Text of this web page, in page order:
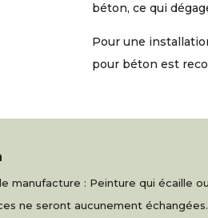
béton, ce qui
Pour une
pour béton est
manufacture : Peinture qui écaille
ne seront aucunement échangées.